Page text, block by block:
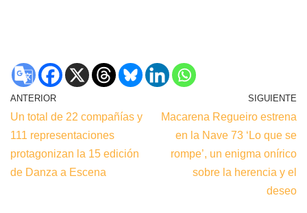
ANTERIOR
Un total de 22 compañías y
111 representaciones
protagonizan la 15 edición
de Danza a Escena
SIGUIENTE
Macarena Regueiro estrena
en la Nave 73 ‘Lo que se
rompe’, un enigma onírico
sobre la herencia y el
deseo